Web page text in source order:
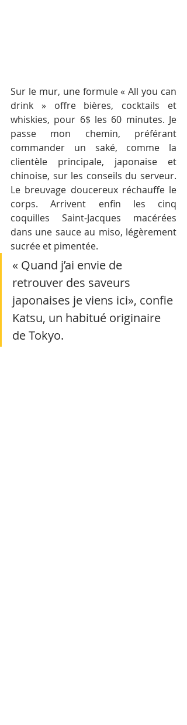
Sur le mur, une formule « All you can
drink » offre bières, cocktails et
whiskies, pour 6$ les 60 minutes. Je
passe mon chemin, préférant
commander un saké, comme la
clientèle principale, japonaise et
chinoise, sur les conseils du serveur.
Le breuvage doucereux réchauffe le
corps. Arrivent enfin les cinq
coquilles Saint-Jacques macérées
dans une sauce au miso, légèrement
sucrée et pimentée.
« Quand j’ai envie de
retrouver des saveurs
japonaises je viens ici», confie
Katsu, un habitué originaire
de Tokyo.